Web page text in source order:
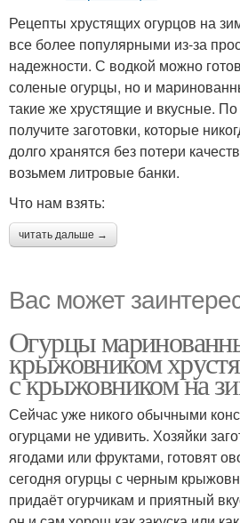
Рецепты хрустящих огурцов на
все более популярными из-за
надежности. С водкой можно
соленые огурцы, но и
такие же хрустящие и вкусные.
получите заготовки, которые
долго хранятся без потери
возьмем литровые банки.
Что нам взять:
читать дальше →
Вас может
Огурцы
крыжовником
с крыжовником на
Сейчас уже никого обычными
огурцами не удивить. Хозяйки
ягодами или фруктами, готовят
сегодня огурцы с черным
придаёт огурчикам и приятный